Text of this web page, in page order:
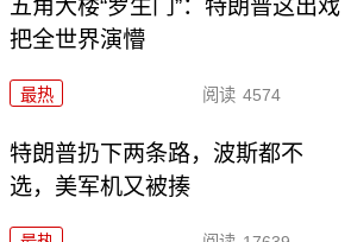
五角大楼“罗生门”：特朗普这出戏
把全世界演懵
最热 阅读 4574
特朗普扔下两条路，波斯都不
选，美军机又被揍